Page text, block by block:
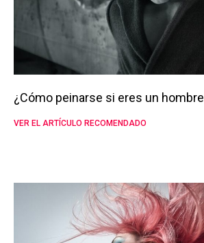
¿Cómo peinarse si eres un
VER EL ARTÍCULO RECOMENDADO